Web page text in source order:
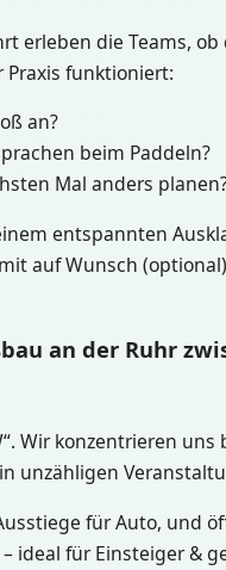
erleben die Teams, ob
Praxis funktioniert:
an?
beim Paddeln?
Mal anders
entspannten
auf Wunsch
an der Ruhr
Wir konzentrieren uns
unzähligen
für Auto, und
ideal für Einsteiger &